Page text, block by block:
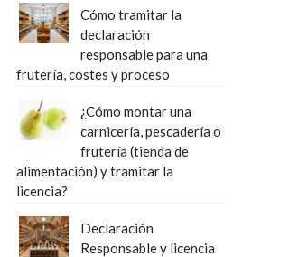
Cómo tramitar la
declaración
responsable para una
frutería, costes y proceso
¿Cómo montar una
carnicería, pescadería o
frutería (tienda de
alimentación) y tramitar la
licencia?
Declaración
Responsable y licencia